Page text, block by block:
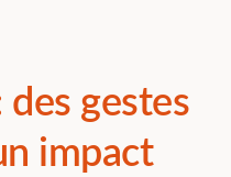
gestes
impact